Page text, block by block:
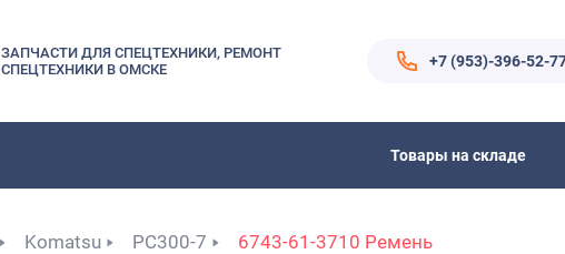
ЗАПЧАСТИ ДЛЯ СПЕЦТЕХНИКИ, РЕМОНТ
СПЕЦТЕХНИКИ В ОМСКЕ
+7 (953)-396-52-
Товары на складе
Komatsu PC300-7 6743-61-3710 Ремень